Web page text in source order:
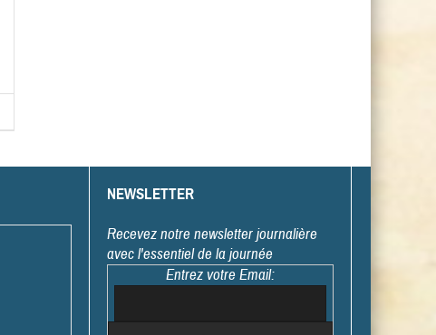
NEWSLETTER
Recevez notre newsletter journalière
avec l'essentiel de la journée
Entrez votre Email: